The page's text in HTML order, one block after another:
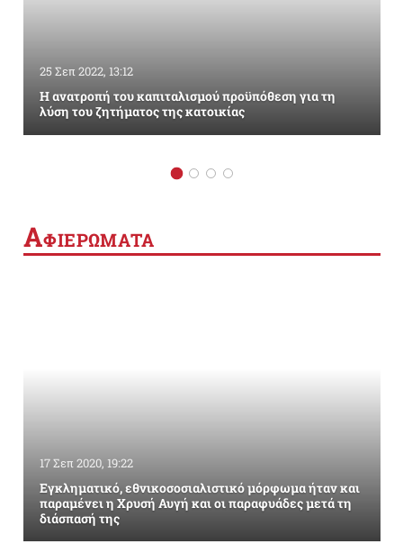
25 Σεπ 2022, 13:12
Η ανατροπή του καπιταλισμού προϋπόθεση για τη
λύση του ζητήματος της κατοικίας
ΑΦΙΕΡΩΜΑΤΑ
17 Σεπ 2020, 19:22
Εγκληματικό, εθνικοσοσιαλιστικό μόρφωμα ήταν και
παραμένει η Χρυσή Αυγή και οι παραφυάδες μετά τη
διάσπασή της